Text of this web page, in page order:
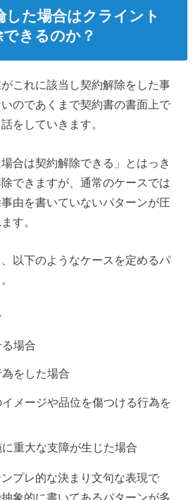
した場合はクライント
きるのか？
これに該当し契約解除をした事
のであくまで契約書の書面上で
をしていきます。
合は契約解除できる」とはっき
できますが、通常のケースでは
由を書いていないパターンが圧
す。
以下のようなケースを定めるパ
場合
をした場合
メージや品位を傷つける行為を
重大な支障が生じた場合
プレ的な決まり文句な表現で
象的に書いてあるパターンが多